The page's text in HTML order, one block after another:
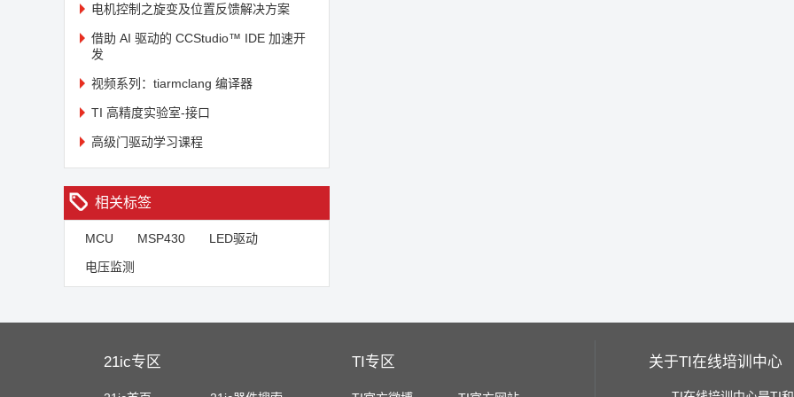
电机控制之旋变及位置反馈解决方案
借助 AI 驱动的 CCStudio™ IDE 加速开
发
视频系列：tiarmclang 编译器
TI 高精度实验室-接口
高级门驱动学习课程
相关标签
MCU MSP430
LED驱动
电压监测
21ic专区 TI专区 关于TI在线培训中心